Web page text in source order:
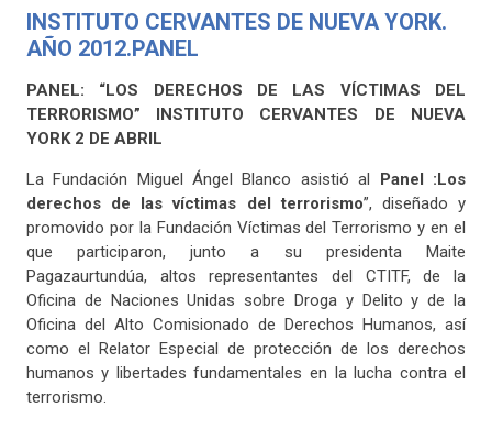
INSTITUTO CERVANTES DE NUEVA YORK.
AÑO 2012.PANEL
PANEL: “LOS DERECHOS DE LAS VÍCTIMAS DEL
TERRORISMO” INSTITUTO CERVANTES DE NUEVA
YORK 2 DE ABRIL
La Fundación Miguel Ángel Blanco asistió al Panel :Los
derechos de las víctimas del terrorismo”, diseñado y
promovido por la Fundación Víctimas del Terrorismo y en el
que participaron, junto a su presidenta Maite
Pagazaurtundúa, altos representantes del CTITF, de la
Oficina de Naciones Unidas sobre Droga y Delito y de la
Oficina del Alto Comisionado de Derechos Humanos, así
como el Relator Especial de protección de los derechos
humanos y libertades fundamentales en la lucha contra el
terrorismo.